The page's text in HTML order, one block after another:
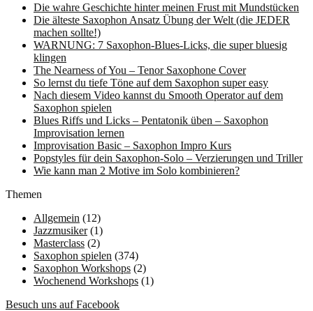
Die wahre Geschichte hinter meinen Frust mit Mundstücken
Die älteste Saxophon Ansatz Übung der Welt (die JEDER
machen sollte!)
WARNUNG: 7 Saxophon-Blues-Licks, die super bluesig
klingen
The Nearness of You – Tenor Saxophone Cover
So lernst du tiefe Töne auf dem Saxophon super easy
Nach diesem Video kannst du Smooth Operator auf dem
Saxophon spielen
Blues Riffs und Licks – Pentatonik üben – Saxophon
Improvisation lernen
Improvisation Basic – Saxophon Impro Kurs
Popstyles für dein Saxophon-Solo – Verzierungen und Triller
Wie kann man 2 Motive im Solo kombinieren?
Themen
Allgemein (12)
Jazzmusiker(1)
Masterclass (2)
Saxophon spielen (374)
Saxophon Workshops (2)
Wochenend Workshops (1)
Besuch uns auf Facebook